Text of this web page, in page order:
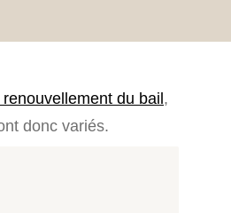
renouvellement du bail,
donc variés.